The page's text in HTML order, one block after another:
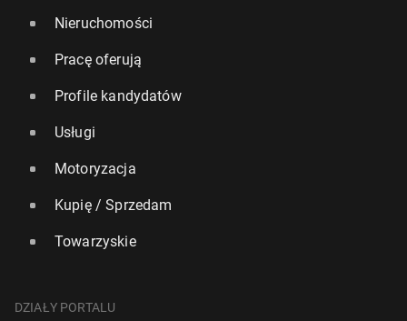
Nieruchomości
Pracę oferują
Profile kandydatów
Usługi
Motoryzacja
Kupię / Sprzedam
Towarzyskie
DZIAŁY PORTALU